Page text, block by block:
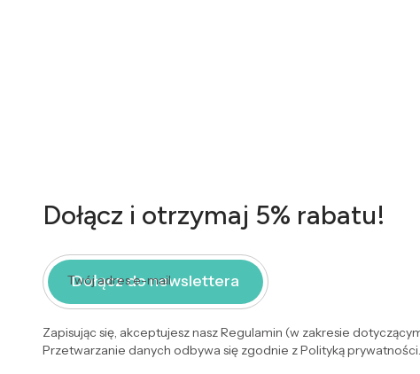
Dołącz i otrzymaj 5% rabatu!
Twój adres e-mail
Dołącz do newslettera
Zapisując się, akceptujesz nasz Regulamin (w zakresie
Przetwarzanie danych odbywa się zgodnie z Polityką prywatności.